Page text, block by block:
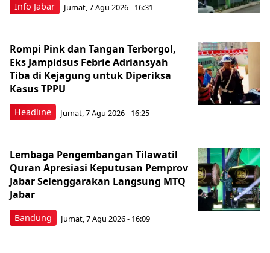
Info Jabar Jumat, 7 Agu 2026 - 16:31
Headline
Rompi Pink dan Tangan Terborgol,
Eks Jampidsus Febrie Adriansyah
Tiba di Kejagung untuk Diperiksa
Kasus TPPU
Jumat, 7 Agu 2026 - 16:25
Bandung
Lembaga Pengembangan Tilawatil
Quran Apresiasi Keputusan Pemprov
Jabar Selenggarakan Langsung MTQ
Jabar
Jumat, 7 Agu 2026 - 16:09